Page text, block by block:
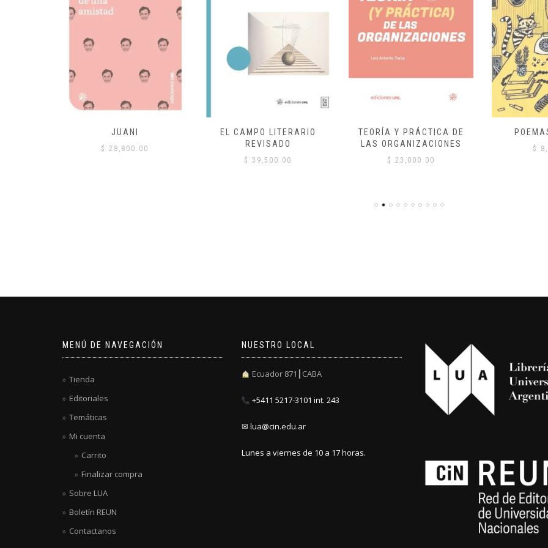
JUANI
$ 28,800.00
EL CAMPO LITERARIO
REVISADO
$ 39,500.00
TEORÍA Y PRÁCTICA DE
LAS ORGANIZACIONES
$ 23,000.00
$
MENÚ DE NAVEGACIÓN
Tienda
Editoriales
Temáticas
Mi cuenta
Carrito
Finalizar compra
Sobre LUA
Boletín REUN
Contactanos
NUESTRO LOCAL
Ecuador 871┃CABA
+5411 5217-3101 int. 243
✉ lua@cin.edu.ar
Lunes a viernes de 10 a 17 horas.